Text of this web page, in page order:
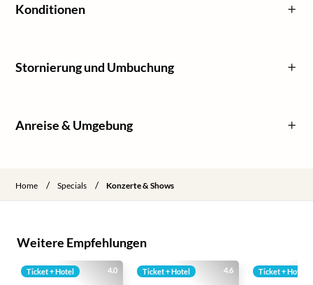
Konditionen
Stornierung und Umbuchung
Anreise & Umgebung
Home / Specials / Konzerte & Shows
Weitere Empfehlungen
4.0
Ticket + Hotel 4.6
Ticket + Hotel Ticket + Hotel